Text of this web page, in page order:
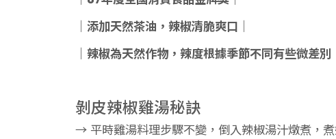
添加天然茶油，辣椒清脆爽口
｜辣椒為天然作物，辣度根據季節不同有些微差別｜
剝皮辣椒雞湯秘訣
→ 平時雞湯料理步驟不變，倒入辣椒湯汁燉煮，